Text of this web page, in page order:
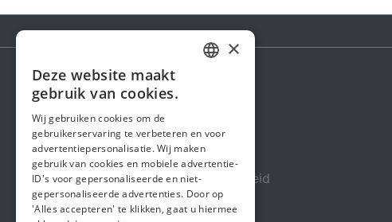
Steunactie
Over ons
In de media
Veiligheid & Betrouwbaarheid
Algemene voorwaarden
ENGLISH
×
Deze website maakt
gebruik van cookies.
Wij gebruiken cookies om de
gebruikerservaring te verbeteren en voor
advertentiepersonalisatie. Wij maken
gebruik van cookies en mobiele advertentie-
ID's voor gepersonaliseerde en niet-
gepersonaliseerde advertenties. Door op
'Alles accepteren' te klikken, gaat u hiermee